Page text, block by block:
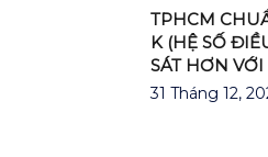
TPHCM
K (HỆ SỐ
SÁT HƠN
31 Tháng 12,